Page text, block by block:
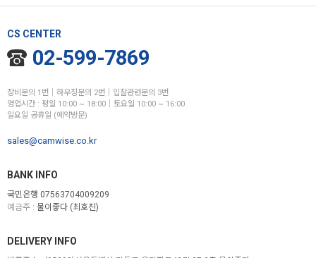
CS CENTER
02-599-7869
장비문의 1번│하우징문의 2번│입찰관련문의 3번
영업시간 : 평일 10:00 ~ 18:00│토요일 10:00 ~ 16:00
일요일 공휴일 (예약방문)
sales@camwise.co.kr
BANK INFO
국민은행 07563704009209
예금주 : 물이좋다 (최호진)
DELIVERY INFO